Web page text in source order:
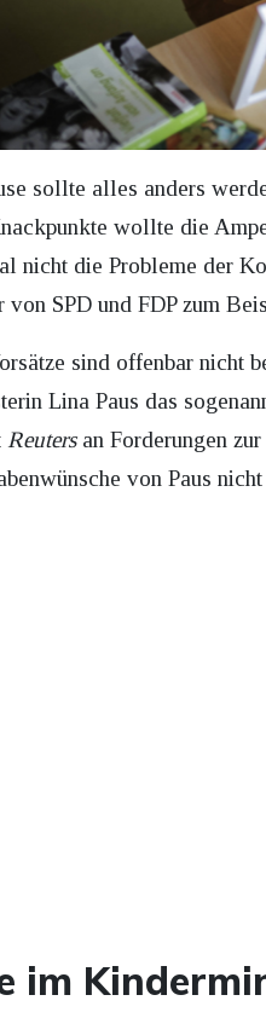
sollte alles anders
wollte die
nicht die Probleme der
SPD und FDP zum
sind offenbar nicht
Lina Paus das
Reutersan Forderungen
von Paus
im